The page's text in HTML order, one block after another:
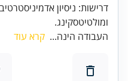
דרישות: ניסיון
ומולטיטסקינג.
העבודה הינה... קרא עוד